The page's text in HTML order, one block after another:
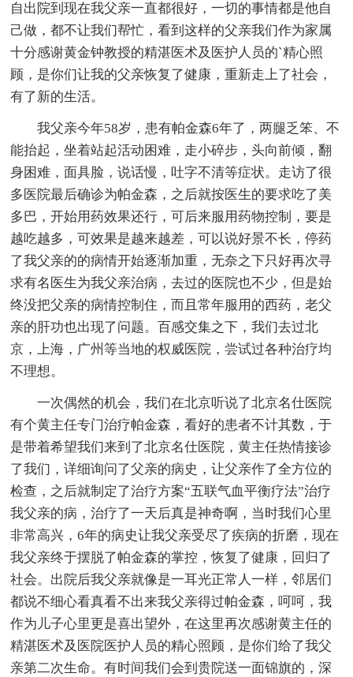
自出院到现在我父亲一直都很好，一切的事情都是他自
己做，都不让我们帮忙，看到这样的父亲我们作为家属
十分感谢黄金钟教授的精湛医术及医护人员的`精心照
顾，是你们让我的父亲恢复了健康，重新走上了社会，
有了新的生活。
我父亲今年58岁，患有帕金森6年了，两腿乏笨、不
能抬起，坐着站起活动困难，走小碎步，头向前倾，翻
身困难，面具脸，说话慢，吐字不清等症状。走访了很
多医院最后确诊为帕金森，之后就按医生的要求吃了美
多巴，开始用药效果还行，可后来服用药物控制，要是
越吃越多，可效果是越来越差，可以说好景不长，停药
了我父亲的的病情开始逐渐加重，无奈之下只好再次寻
求有名医生为我父亲治病，去过的医院也不少，但是始
终没把父亲的病情控制住，而且常年服用的西药，老父
亲的肝功也出现了问题。百感交集之下，我们去过北
京，上海，广州等当地的权威医院，尝试过各种治疗均
不理想。
一次偶然的机会，我们在北京听说了北京名仕医院
有个黄主任专门治疗帕金森，看好的患者不计其数，于
是带着希望我们来到了北京名仕医院，黄主任热情接诊
了我们，详细询问了父亲的病史，让父亲作了全方位的
检查，之后就制定了治疗方案“五联气血平衡疗法”治疗
我父亲的病，治疗了一天后真是神奇啊，当时我们心里
非常高兴，6年的病史让我父亲受尽了疾病的折磨，现在
我父亲终于摆脱了帕金森的掌控，恢复了健康，回归了
社会。出院后我父亲就像是一耳光正常人一样，邻居们
都说不细心看真看不出来我父亲得过帕金森，呵呵，我
作为儿子心里更是喜出望外，在这里再次感谢黄主任的
精湛医术及医院医护人员的精心照顾，是你们给了我父
亲第二次生命。有时间我们会到贵院送一面锦旗的，深